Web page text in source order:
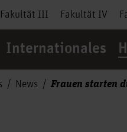
Fakultät III Fakultät IV
Internationales
News Frauen starten